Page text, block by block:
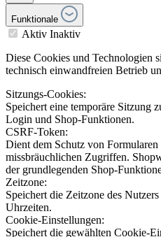
Funktionale
Aktiv Inaktiv
Diese Cookies und Technologien
technisch einwandfreien Betrieb
Sitzungs-Cookies:
Speichert eine temporäre Sitzung
Login und Shop-Funktionen.
CSRF-Token:
Dient dem Schutz von
missbräuchlichen Zugriffen.
der grundlegenden Shop-
Zeitzone:
Speichert die Zeitzone des
Uhrzeiten.
Cookie-Einstellungen:
Speichert die gewählten Cookie-